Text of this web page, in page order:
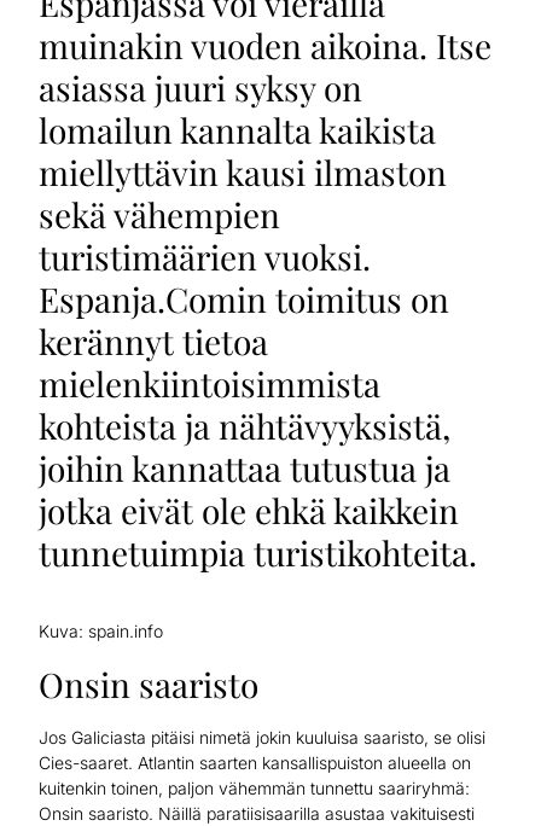
muinakin vuoden aikoina. Itse
asiassa juuri syksy on
lomailun kannalta kaikista
miellyttävin kausi ilmaston
sekä vähempien
turistimäärien vuoksi.
Espanja.Comin toimitus on
kerännyt tietoa
mielenkiintoisimmista
kohteista ja nähtävyyksistä,
joihin kannattaa tutustua ja
jotka eivät ole ehkä kaikkein
tunnetuimpia turistikohteita.
Kuva: spain.info
Onsin saaristo
Jos Galiciasta pitäisi nimetä jokin kuuluisa saaristo, se olisi
Cies-saaret. Atlantin saarten kansallispuiston alueella on
kuitenkin toinen, paljon vähemmän tunnettu saariryhmä:
Onsin saaristo. Näillä paratiisisaarilla asustaa vakituisesti